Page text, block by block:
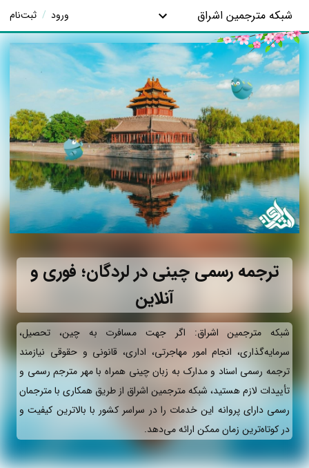
شبکه مترجمین اشراق ورود / ثبت‌نام
ترجمه رسمی چینی در لردگان؛ فوری و
آنلاین
شبکه مترجمین اشراق: اگر جهت مسافرت به چین، تحصیل،
سرمایه‌گذاری، انجام امور مهاجرتی، اداری، قانونی و حقوقی نیازمند
ترجمه رسمی اسناد و مدارک به زبان چینی همراه با مهر مترجم رسمی و
تأییدات لازم هستید، شبکه مترجمین اشراق از طریق همکاری با مترجمان
رسمی دارای پروانه این خدمات را در سراسر کشور با بالاترین کیفیت و
در کوتاه‌ترین زمان ممکن ارائه می‌دهد.